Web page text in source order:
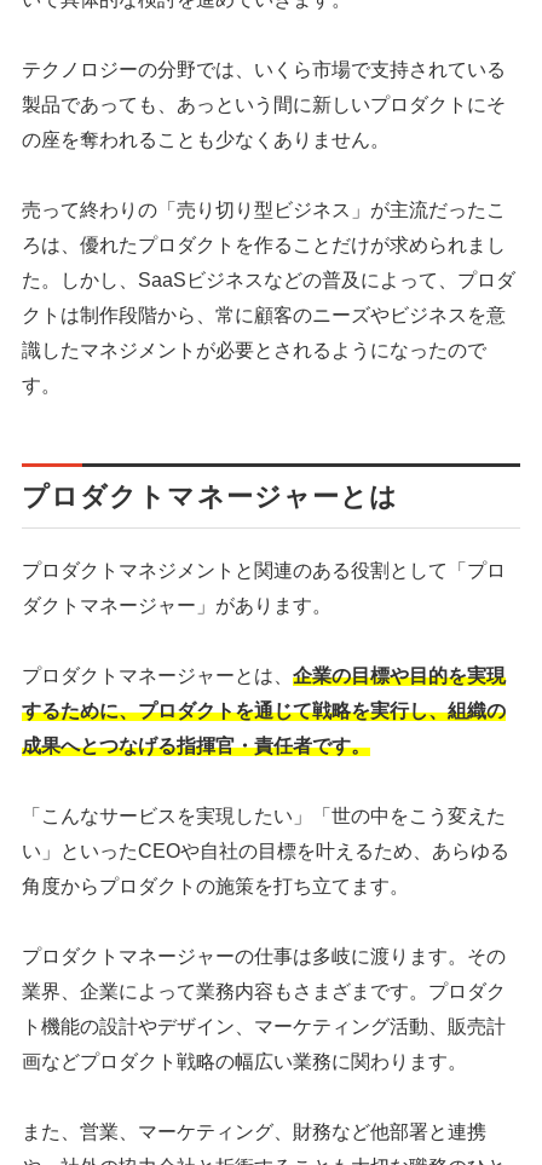
テクノロジーの分野では、いくら市場で支持されている
製品であっても、あっという間に新しいプロダクトにそ
の座を奪われることも少なくありません。
売って終わりの「売り切り型ビジネス」が主流だったこ
ろは、優れたプロダクトを作ることだけが求められまし
た。しかし、SaaSビジネスなどの普及によって、プロダ
クトは制作段階から、常に顧客のニーズやビジネスを意
識したマネジメントが必要とされるようになったので
す。
プロダクトマネージャーとは
プロダクトマネジメントと関連のある役割として「プロ
ダクトマネージャー」があります。
プロダクトマネージャーとは、 企業の目標や目的を実現
するために、プロダクトを通じて戦略を実行し、組織の
成果へとつなげる指揮官・責任者です。
「こんなサービスを実現したい」「世の中をこう変えた
い」といったCEOや自社の目標を叶えるため、あらゆる
角度からプロダクトの施策を打ち立てます。
プロダクトマネージャーの仕事は多岐に渡ります。その
業界、企業によって業務内容もさまざまです。プロダク
ト機能の設計やデザイン、マーケティング活動、販売計
画などプロダクト戦略の幅広い業務に関わります。
また、営業、マーケティング、財務など他部署と連携